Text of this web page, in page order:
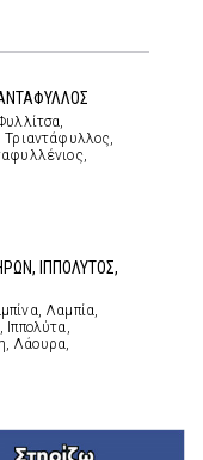
Τριαντάφυλλος,
ΙΠΠΟΛΥΤΟΣ,
Λαμπία,
Λάουρα,